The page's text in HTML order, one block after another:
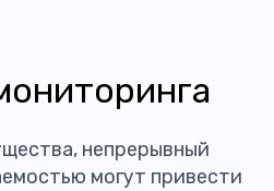
непрерывный
могут привести